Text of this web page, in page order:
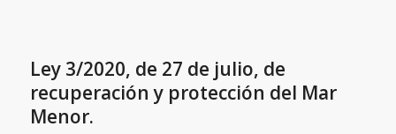
Ley 3/2020, de 27 de julio, de
recuperación y protección del Mar
Menor.